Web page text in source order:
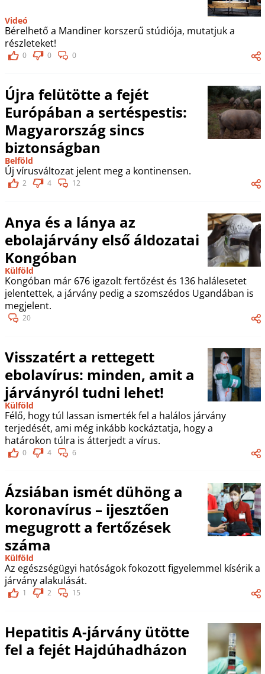
Videó
Bérelhető a Mandiner korszerű stúdiója, mutatjuk a
részleteket!
0 0 0
Újra felütötte a fejét
Európában a sertéspestis:
Magyarország sincs
biztonságban
Belföld
Új vírusváltozat jelent meg a kontinensen.
2 4 12
Anya és a lánya az
ebolajárvány első áldozatai
Kongóban
Külföld
Kongóban már 676 igazolt fertőzést és 136 halálesetet
jelentettek, a járvány pedig a szomszédos Ugandában is
megjelent.
20
Visszatért a rettegett
ebolavírus: minden, amit a
járványról tudni lehet!
Külföld
Félő, hogy túl lassan ismerték fel a halálos járvány
terjedését, ami még inkább kockáztatja, hogy a
határokon túlra is átterjedt a vírus.
0 4 6
Ázsiában ismét dühöng a
koronavírus – ijesztően
megugrott a fertőzések
száma
Külföld
Az egészségügyi hatóságok fokozott figyelemmel kísérik a
járvány alakulását.
1 2 15
Hepatitis A-járvány ütötte
fel a fejét Hajdúhadházon